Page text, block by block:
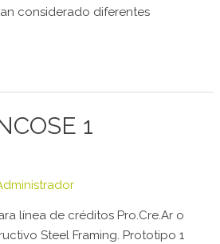
considerado diferentes
1
línea de créditos Pro.Cre.Ar o
Steel Framing. Prototipo 1